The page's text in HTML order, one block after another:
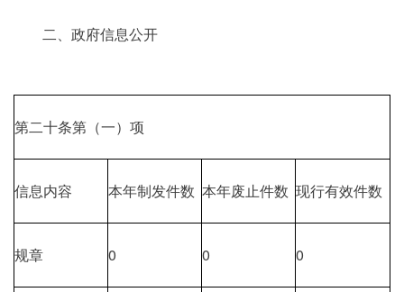
二、政府信息公开
第二十条第（一）项
信息内容 本年制发件数 本年废止件数 现行有效件数
规章 0 0 0